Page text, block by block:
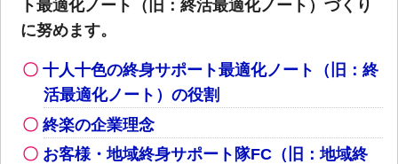
ト最適化ノート（旧：終活最適化ノート）づくり
に努めます。
十人十色の終身サポート最適化ノート（旧：終
活最適化ノート）の役割
終楽の企業理念
お客様・地域終身サポート隊FC（旧：地域終